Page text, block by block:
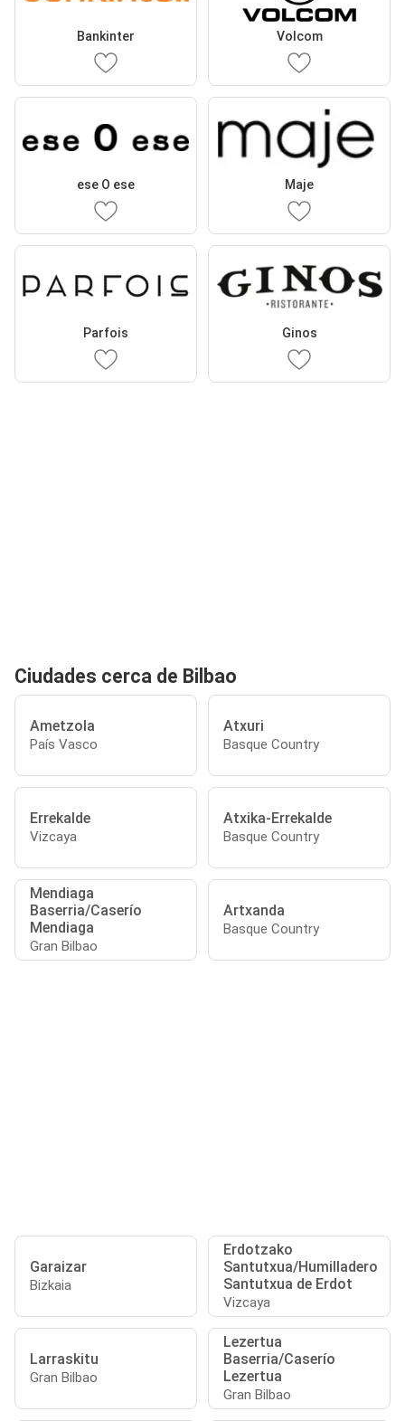
Bankinter Volcom
ese O ese Maje
Parfois Ginos
Ciudades cerca de Bilbao
Ametzola
País Vasco
Atxuri
Basque Country
Errekalde
Vizcaya
Atxika-Errekalde
Basque Country
Mendiaga
Baserria/Caserío
Mendiaga
Gran Bilbao
Artxanda
Basque Country
Garaizar
Bizkaia
Erdotzako
Santutxua/Humilladero
Santutxua de Erdot
Vizcaya
Larraskitu
Gran Bilbao
Lezertua
Baserria/Caserío
Lezertua
Gran Bilbao